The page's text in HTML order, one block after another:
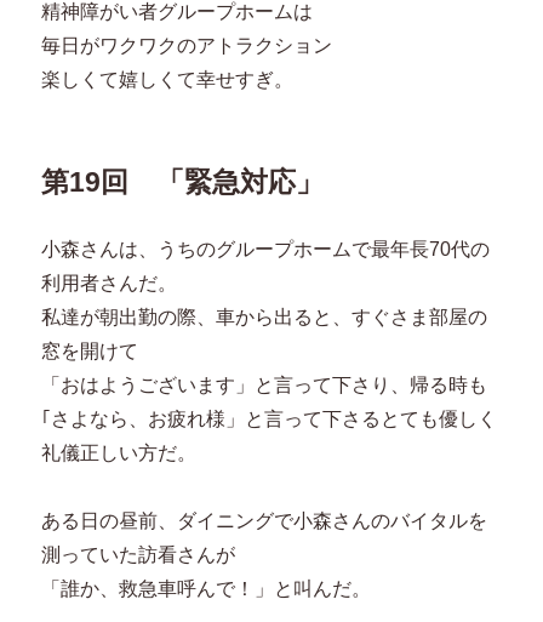
精神障がい者グループホームは
毎日がワクワクのアトラクション
楽しくて嬉しくて幸せすぎ。
第19回 「緊急対応」
小森さんは、うちのグループホームで最年長70代の
利用者さんだ。
私達が朝出勤の際、車から出ると、すぐさま部屋の
窓を開けて
「おはようございます」と言って下さり、帰る時も
｢さよなら、お疲れ様」と言って下さるとても優しく
礼儀正しい方だ。
ある日の昼前、ダイニングで小森さんのバイタルを
測っていた訪看さんが
「誰か、救急車呼んで！」と叫んだ。